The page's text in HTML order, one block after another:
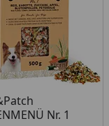
Nr. 1
am Lager